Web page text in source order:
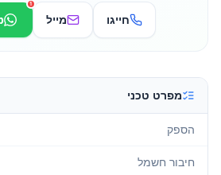
חייגו מייל
1
מפרט טכני
הספק
חיבור חשמל